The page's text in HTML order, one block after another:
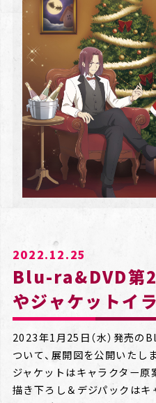
2022.12.25
Blu-ra&DVD第
やジャケットイ
2023年1月25日（水）発売
ついて、展開図を公開いたし
ジャケットはキャラクター原
描き下ろし＆デジパックはキ